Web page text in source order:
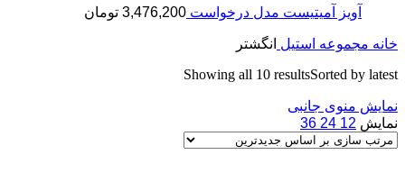
آویز آمیتیست مدل درخواست 3,476,200 تومان
خانه مجموعه استیل انگشتر
Showing all 10 resultsSorted by latest
نمایش منوی جانبی
نمایش 12
24
36